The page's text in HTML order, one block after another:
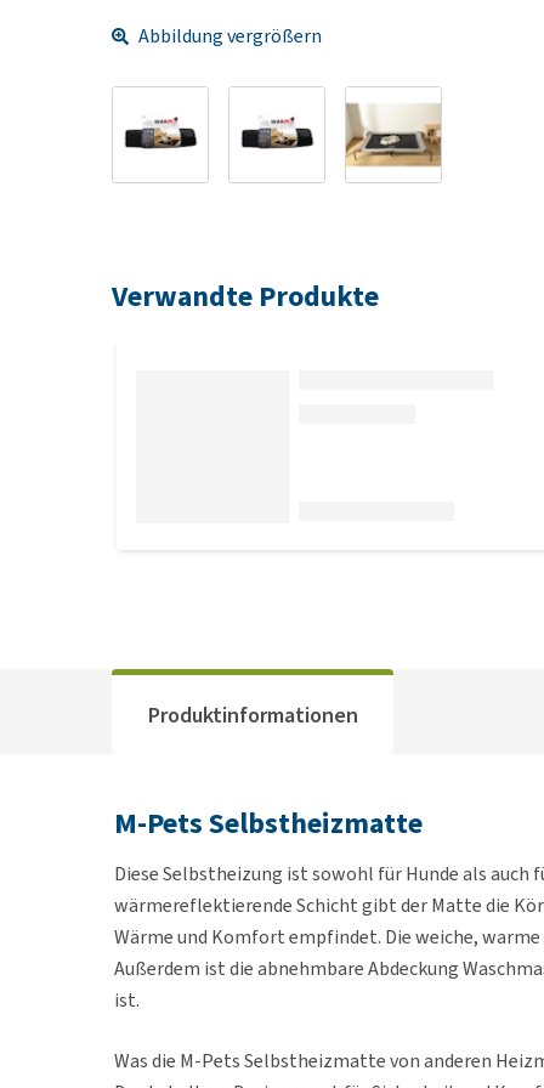
Abbildung vergrößern
Verwandte Produkte
Produktinformationen
M-Pets Selbstheizmatte
Diese Selbstheizung ist sowohl für Hunde als
wärmereflektierende Schicht gibt der Matte die
Wärme und Komfort empfindet. Die weiche,
Außerdem ist die abnehmbare Abdeckung
ist.
Was die M-Pets Selbstheizmatte von anderen